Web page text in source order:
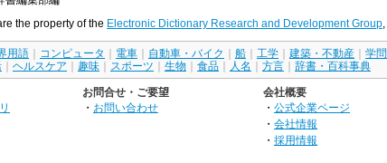
the property of the Electronic Dictionary Research and Development Group
用語 コンピュータ 電車 自動車・バイク 船 工学 建築・不動産
学問
ヘルスケア 趣味 スポーツ 生物 食品 人名 方言 辞書・百科事典
お問合せ・ご要望
・ お問い合わせ
会社概要
・ 公式企業ページ
・ 会社情報
・ 採用情報